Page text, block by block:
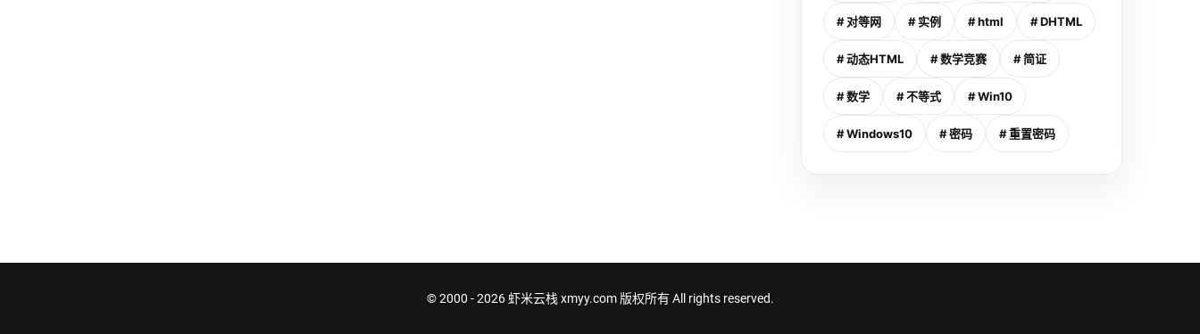
# 对等网 # 实例 # html # DHTML
# 动态HTML # 数学竞赛 # 简证
# 数学 # 不等式 # Win10
# Windows10 # 密码 # 重置密码
© 2000 - 2026 虾米云栈 xmyy.com版权所有 All rights reserved.